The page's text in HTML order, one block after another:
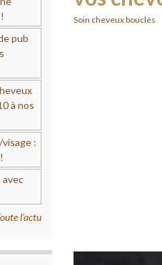
Soin cheveux bouclés
pub
à nos
:
avec
l'actu